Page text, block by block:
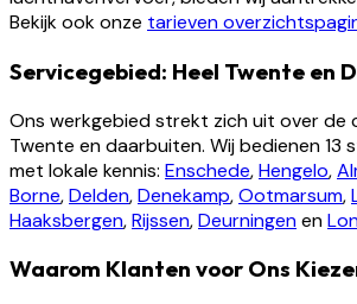
Bekijk ook onze tarieven
Servicegebied: Heel Twente en
Ons werkgebied strekt zich uit over de
Twente en daarbuiten. Wij bedienen 13
met lokale kennis: Enschede,Hengelo,
Borne,Delden,Denekamp,Ootmarsum,
Haaksbergen,Rijssen,Deurningenen
Waarom Klanten voor Ons